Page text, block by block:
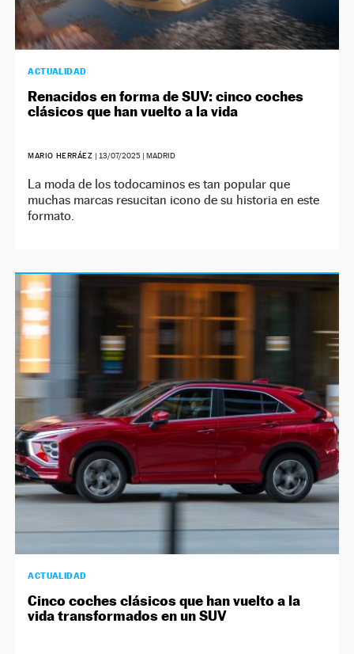
ACTUALIDAD
Renacidos en forma de SUV: cinco coches
clásicos que han vuelto a la vida
MARIO HERRÁEZ | 13/07/2025| MADRID
La moda de los todocaminos es tan popular que
muchas marcas resucitan icono de su historia en este
formato.
ACTUALIDAD
Cinco coches clásicos que han vuelto a la
vida transformados en un SUV